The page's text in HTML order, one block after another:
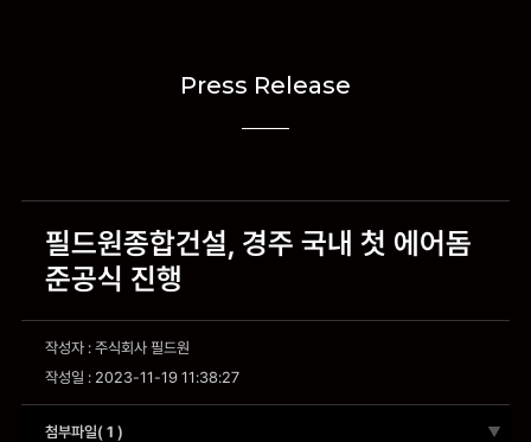
Press Release
필드원종합건설, 경주 국내 첫 에어돔
준공식 진행
작성자 : 주식회사 필드원
작성일 : 2023-11-19 11:38:27
첨부파일( 1 )